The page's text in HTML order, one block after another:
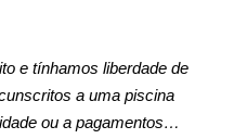
e tínhamos liberdade de
a uma piscina
ou a pagamentos…